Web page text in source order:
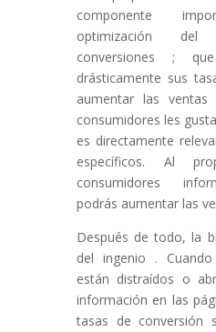
componente
optimización
conversiones ;
drásticamente sus
aumentar las
consumidores les
es directamente
específicos. Al
consumidores
podrás aumentar las
Después de todo, la
del ingenio .
están distraídos o
información en las
tasas de conversión